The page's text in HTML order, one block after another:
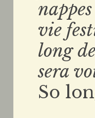
vie
long
sera
So